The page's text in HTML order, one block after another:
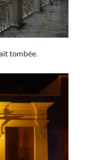
tombée.